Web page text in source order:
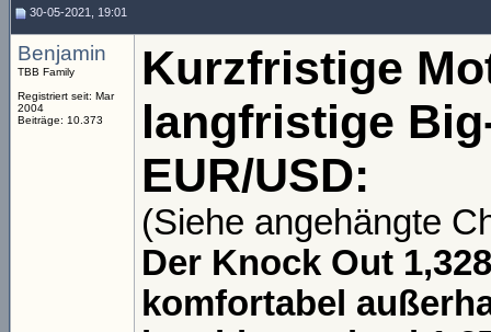
30-05-2021, 19:01
Benjamin
TBB Family
Registriert seit: Mar
2004
Beiträge: 10.373
Kurzfristige
langfristige
EUR/USD:
(Siehe angehängte
Der Knock Out
komfortabel